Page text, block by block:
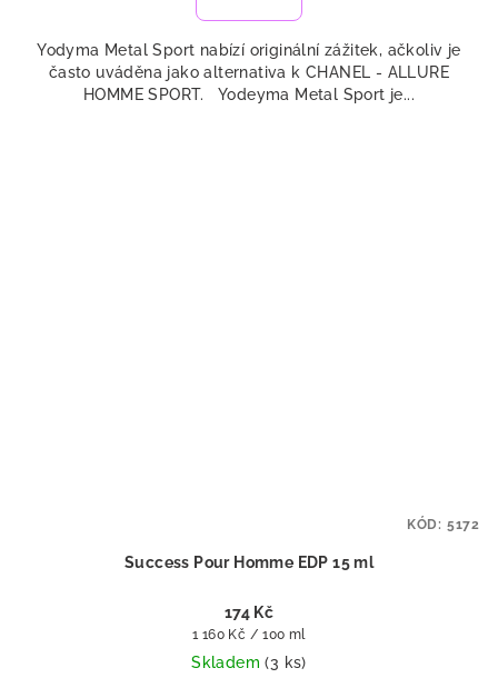
z
5
hvězdiček.
Yodyma Metal Sport nabízí originální zážitek, ačkoliv je
často uváděna jako alternativa k CHANEL - ALLURE
HOMME SPORT. Yodeyma Metal Sport je...
Success Pour Homme EDP 15 ml
174 Kč
Měrná
cena:
1 160 Kč / 100 ml
Skladem(3 ks)
KÓD: 5172